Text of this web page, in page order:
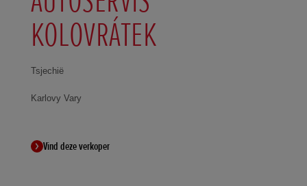
KOLOVRÁTEK
Tsjechië
Karlovy Vary
Vind deze verkoper